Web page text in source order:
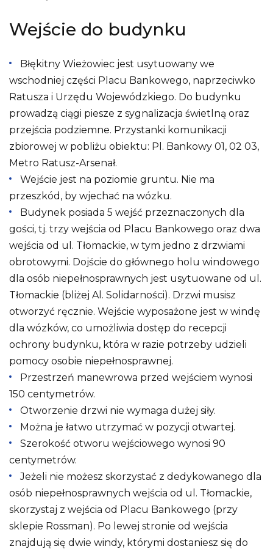
Wejście do budynku
Błękitny Wieżowiec jest usytuowany we
wschodniej części Placu Bankowego, naprzeciwko
Ratusza i Urzędu Wojewódzkiego. Do budynku
prowadzą ciągi piesze z sygnalizacja świetlną oraz
przejścia podziemne. Przystanki komunikacji
zbiorowej w pobliżu obiektu: Pl. Bankowy 01, 02 03,
Metro Ratusz-Arsenał.
Wejście jest na poziomie gruntu. Nie ma
przeszkód, by wjechać na wózku.
Budynek posiada 5 wejść przeznaczonych dla
gości, tj. trzy wejścia od Placu Bankowego oraz dwa
wejścia od ul. Tłomackie, w tym jedno z drzwiami
obrotowymi. Dojście do głównego holu windowego
dla osób niepełnosprawnych jest usytuowane od ul.
Tłomackie (bliżej Al. Solidarności). Drzwi musisz
otworzyć ręcznie. Wejście wyposażone jest w windę
dla wózków, co umożliwia dostęp do recepcji
ochrony budynku, która w razie potrzeby udzieli
pomocy osobie niepełnosprawnej.
Przestrzeń manewrowa przed wejściem wynosi
150 centymetrów.
Otworzenie drzwi nie wymaga dużej siły.
Można je łatwo utrzymać w pozycji otwartej.
Szerokość otworu wejściowego wynosi 90
centymetrów.
Jeżeli nie możesz skorzystać z dedykowanego dla
osób niepełnosprawnych wejścia od ul. Tłomackie,
skorzystaj z wejścia od Placu Bankowego (przy
sklepie Rossman). Po lewej stronie od wejścia
znajdują się dwie windy, którymi dostaniesz się do